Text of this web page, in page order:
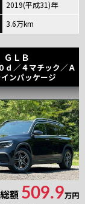
2019(平成31)年
3.6万km
ＧＬＢ
ｄ／４マチック／Ａ
ンパッケージ
額 509.9万円